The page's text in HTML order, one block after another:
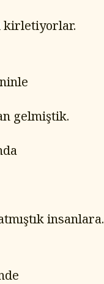
kirletiyorlar.
gelmiştik.
insanlara.